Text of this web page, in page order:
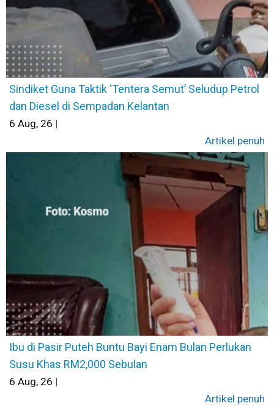
Sindiket Guna Taktik ‘Tentera Semut’ Seludup Petrol
dan Diesel di Sempadan Kelantan
6 Aug, 26 |
Artikel penuh
Ibu di Pasir Puteh Buntu Bayi Enam Bulan Perlukan
Susu Khas RM2,000 Sebulan
6 Aug, 26 |
Artikel penuh